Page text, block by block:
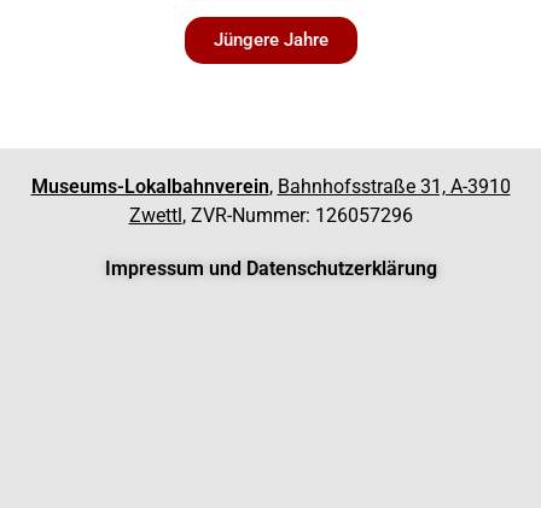
Jüngere Jahre
Museums-Lokalbahnverein, Bahnhofsstraße 31, A-3910
Zwettl , ZVR-Nummer: 126057296
Impressum und Datenschutzerklärung